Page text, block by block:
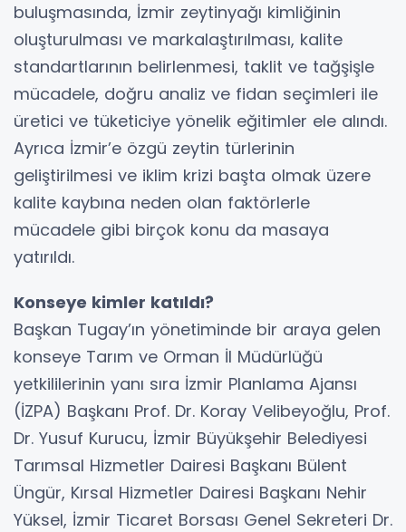
buluşmasında, İzmir zeytinyağı kimliğinin
oluşturulması ve markalaştırılması, kalite
standartlarının belirlenmesi, taklit ve tağşişle
mücadele, doğru analiz ve fidan seçimleri ile
üretici ve tüketiciye yönelik eğitimler ele alındı.
Ayrıca İzmir’e özgü zeytin türlerinin
geliştirilmesi ve iklim krizi başta olmak üzere
kalite kaybına neden olan faktörlerle
mücadele gibi birçok konu da masaya
yatırıldı.
Konseye kimler katıldı?
Başkan Tugay’ın yönetiminde bir araya gelen
konseye Tarım ve Orman İl Müdürlüğü
yetkililerinin yanı sıra İzmir Planlama Ajansı
(İZPA) Başkanı Prof. Dr. Koray Velibeyoğlu, Prof.
Dr. Yusuf Kurucu, İzmir Büyükşehir Belediyesi
Tarımsal Hizmetler Dairesi Başkanı Bülent
Üngür, Kırsal Hizmetler Dairesi Başkanı Nehir
Yüksel, İzmir Ticaret Borsası Genel Sekreteri Dr.